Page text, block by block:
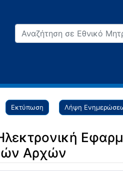
Εκτύπωση Λήψη
Αρχών